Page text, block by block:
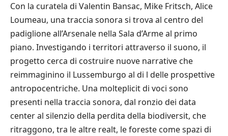
Con la curatela di Valentin Bansac, Mike Fritsch, Alice
Loumeau, una traccia sonora si trova al centro del
padiglione all’Arsenale nella Sala d’Arme al primo
piano. Investigando i territori attraverso il suono, il
progetto cerca di costruire nuove narrative che
reimmaginino il Lussemburgo al di l delle prospettive
antropocentriche. Una molteplicit di voci sono
presenti nella traccia sonora, dal ronzio dei data
center al silenzio della perdita della biodiversit, che
ritraggono, tra le altre realt, le foreste come spazi di